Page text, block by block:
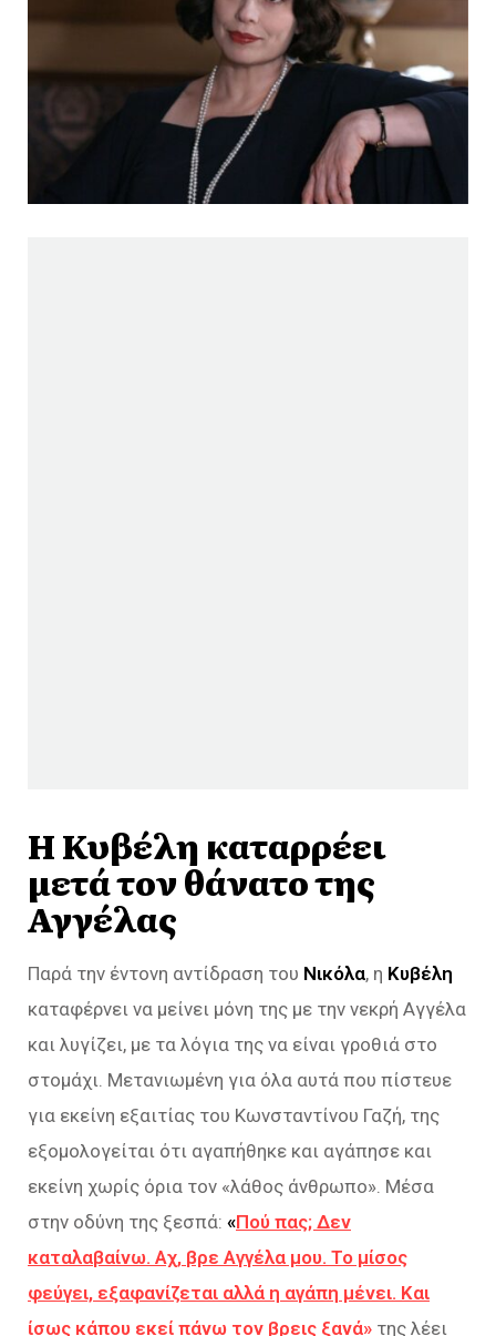
Η Κυβέλη καταρρέει
μετά τον θάνατο της
Αγγέλας
Παρά την έντονη αντίδραση του Νικόλα, η Κυβέλη
καταφέρνει να μείνει μόνη της με την νεκρή Αγγέλα
και λυγίζει, με τα λόγια της να είναι γροθιά στο
στομάχι. Μετανιωμένη για όλα αυτά που πίστευε
για εκείνη εξαιτίας του Κωνσταντίνου Γαζή, της
εξομολογείται ότι αγαπήθηκε και αγάπησε και
εκείνη χωρίς όρια τον «λάθος άνθρωπο». Μέσα
στην οδύνη της ξεσπά: «Πού πας; Δεν
καταλαβαίνω. Αχ, βρε Αγγέλα μου. Το μίσος
φεύγει, εξαφανίζεται αλλά η αγάπη μένει. Και
ίσως κάπου εκεί πάνω τον βρεις ξανά» της λέει